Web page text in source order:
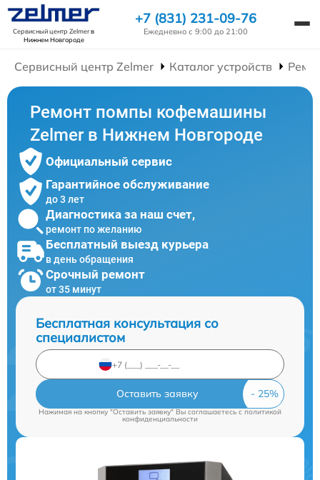
Сервисный центр Zelmerв
Нижнем Новгороде
+7 (831) 231-09-76
Ежедневно с 9:00 до 21:00
Сервисный центр Zelmer Каталог устройств
Ремонт помпы кофемашины
Zelmer в Нижнем Новгороде
Официальный сервис
Гарантийное обслуживание
до 3 лет
Диагностика за наш счет,
ремонт по желанию
Бесплатный выезд курьера
в день обращения
Срочный ремонт
от 35 минут
Бесплатная консультация со
специалистом
Оставить заявку
Нажимая на кнопку "Оставить заявку" Вы соглашаетесь c политикой
конфиденциальности